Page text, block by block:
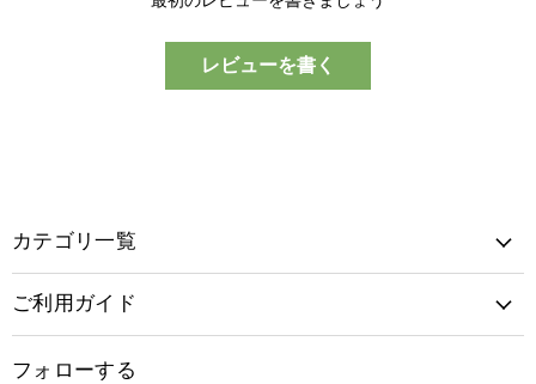
レビューを書く
カテゴリ一覧
ご利用ガイド
フォローする